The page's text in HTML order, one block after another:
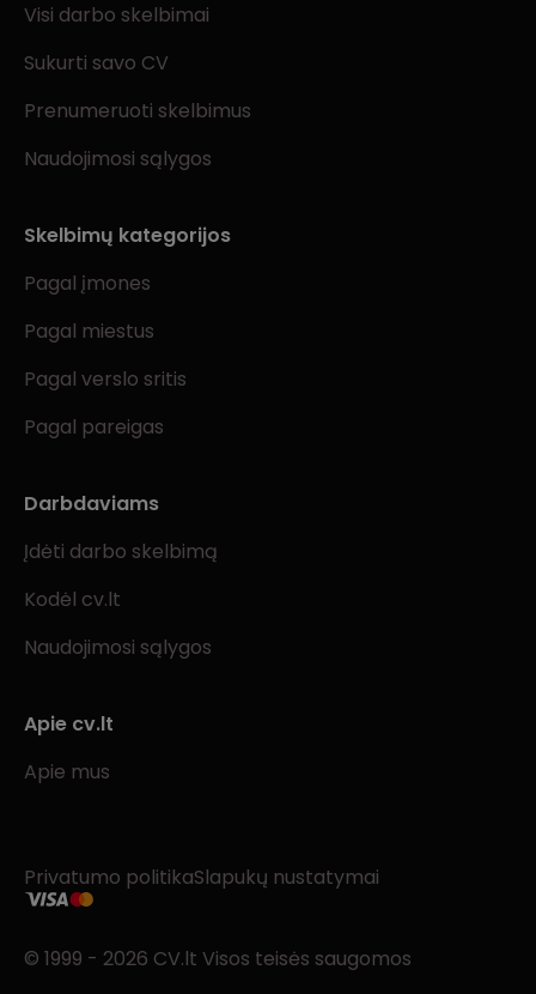
Visi darbo skelbimai
Sukurti savo CV
Prenumeruoti skelbimus
Naudojimosi sąlygos
Skelbimų kategorijos
Pagal įmones
Pagal miestus
Pagal verslo sritis
Pagal pareigas
Darbdaviams
Įdėti darbo skelbimą
Kodėl cv.lt
Naudojimosi sąlygos
Apie cv.lt
Apie mus
Privatumo politikaSlapukų nustatymai
© 1999 - 2026 CV.lt Visos teisės saugomos